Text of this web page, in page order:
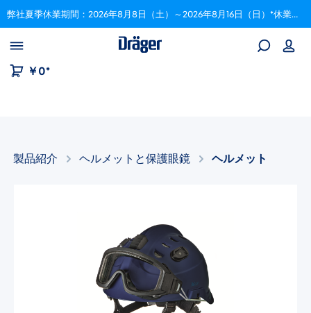
to B2B platform navigation 弊社夏季休業期間：2026年8月8日（土）～2026年8月16日（日）*休業期間中にいただいたご注文は、8月17日以降順次対応いたします。
￥0*
製品紹介 ヘルメットと保護眼鏡​ ヘルメット